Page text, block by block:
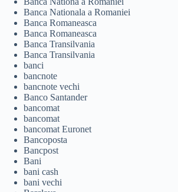
Banca Nationala a Romaniei
Banca Romaneasca
Banca Romaneasca
Banca Transilvania
Banca Transilvania
banci
bancnote
bancnote vechi
Banco Santander
bancomat
bancomat
bancomat Euronet
Bancoposta
Bancpost
Bani
bani cash
bani vechi